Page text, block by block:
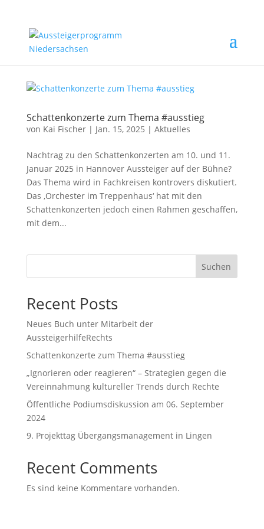
Schattenkonzerte zum Thema #ausstieg
von Kai Fischer| Jan. 15, 2025 | Aktuelles
Nachtrag zu den Schattenkonzerten am 10. und 11.
Januar 2025 in Hannover Aussteiger auf der Bühne?
Das Thema wird in Fachkreisen kontrovers diskutiert.
Das ‚Orchester im Treppenhaus‘ hat mit den
Schattenkonzerten jedoch einen Rahmen geschaffen,
mit dem...
Suchen
Recent Posts
Neues Buch unter Mitarbeit der
AussteigerhilfeRechts
Schattenkonzerte zum Thema #ausstieg
„Ignorieren oder reagieren“ – Strategien gegen die
Vereinnahmung kultureller Trends durch Rechte
Öffentliche Podiumsdiskussion am 06. September
2024
9. Projekttag Übergangsmanagement in Lingen
Recent Comments
Es sind keine Kommentare vorhanden.